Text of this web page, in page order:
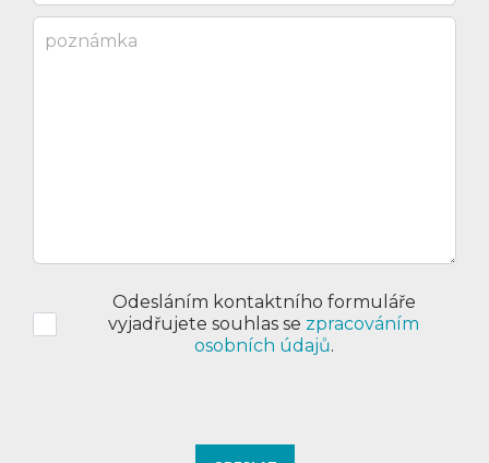
Odesláním kontaktního formuláře
vyjadřujete souhlas se zpracováním
osobních údajů.